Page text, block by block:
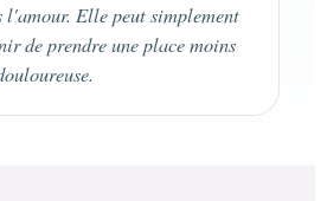
l'amour. Elle peut simplement
de prendre une place moins